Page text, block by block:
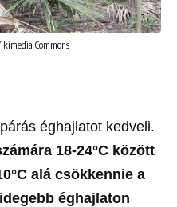
Commons
éghajlatot kedveli.
18-24°C között
alá csökkennie a
éghajlaton